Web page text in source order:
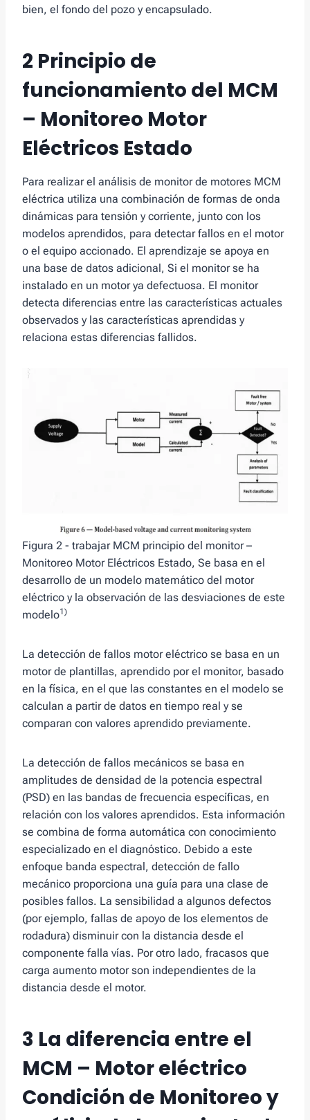
bien, el fondo del pozo y encapsulado.
2 Principio de
funcionamiento del MCM
– Monitoreo Motor
Eléctricos Estado
Para realizar el análisis de monitor de motores MCM
eléctrica utiliza una combinación de formas de onda
dinámicas para tensión y corriente, junto con los
modelos aprendidos, para detectar fallos en el motor
o el equipo accionado. El aprendizaje se apoya en
una base de datos adicional, Si el monitor se ha
instalado en un motor ya defectuosa. El monitor
detecta diferencias entre las características actuales
observados y las características aprendidas y
relaciona estas diferencias fallidos.
Figura 2 - trabajar MCM principio del monitor –
Monitoreo Motor Eléctricos Estado, Se basa en el
desarrollo de un modelo matemático del motor
eléctrico y la observación de las desviaciones de este
modelo1)
La detección de fallos motor eléctrico se basa en un
motor de plantillas, aprendido por el monitor, basado
en la física, en el que las constantes en el modelo se
calculan a partir de datos en tiempo real y se
comparan con valores aprendido previamente.
La detección de fallos mecánicos se basa en
amplitudes de densidad de la potencia espectral
(PSD) en las bandas de frecuencia específicas, en
relación con los valores aprendidos. Esta información
se combina de forma automática con conocimiento
especializado en el diagnóstico. Debido a este
enfoque banda espectral, detección de fallo
mecánico proporciona una guía para una clase de
posibles fallos. La sensibilidad a algunos defectos
(por ejemplo, fallas de apoyo de los elementos de
rodadura) disminuir con la distancia desde el
componente falla vías. Por otro lado, fracasos que
carga aumento motor son independientes de la
distancia desde el motor.
3 La diferencia entre el
MCM – Motor eléctrico
Condición de Monitoreo y